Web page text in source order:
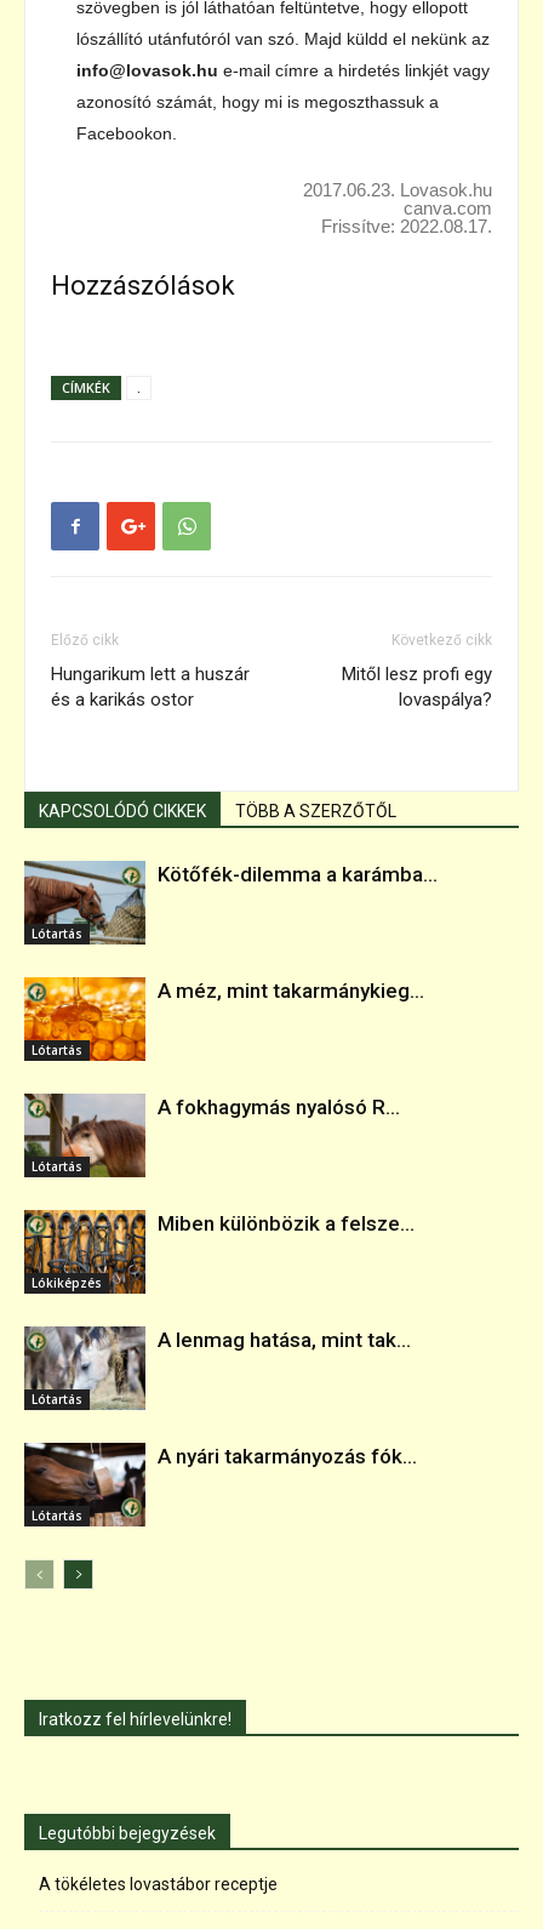
szövegben is jól láthatóan feltüntetve, hogy ellopott
lószállító utánfutóról van szó. Majd küldd el nekünk az
info@lovasok.hu e-mail címre a hirdetés linkjét vagy
azonosító számát, hogy mi is megoszthassuk a
Facebookon.
2017.06.23. Lovasok.hu
canva.com
Frissítve: 2022.08.17.
Hozzászólások
CÍMKÉK .
Előző cikk
Hungarikum lett a huszár
és a karikás ostor
Következő cikk
Mitől lesz profi egy
lovaspálya?
KAPCSOLÓDÓ CIKKEK TÖBB A SZERZŐTŐL
Lótartás
Kötőfék-dilemma a karámba...
Lótartás
A méz, mint takarmánykieg...
Lótartás
A fokhagymás nyalósó R...
Lókiképzés
Miben különbözik a felsze...
Lótartás
A lenmag hatása, mint tak...
Lótartás
A nyári takarmányozás fók...
Iratkozz fel hírlevelünkre!
Legutóbbi bejegyzések
A tökéletes lovastábor receptje